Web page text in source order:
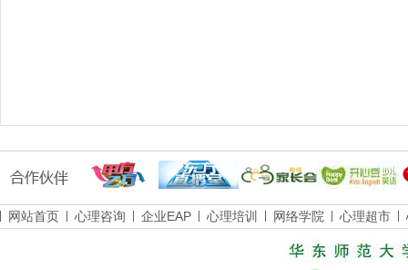
网站首页 心理咨询 企业EAP 心理培训 网络学院 心理超市